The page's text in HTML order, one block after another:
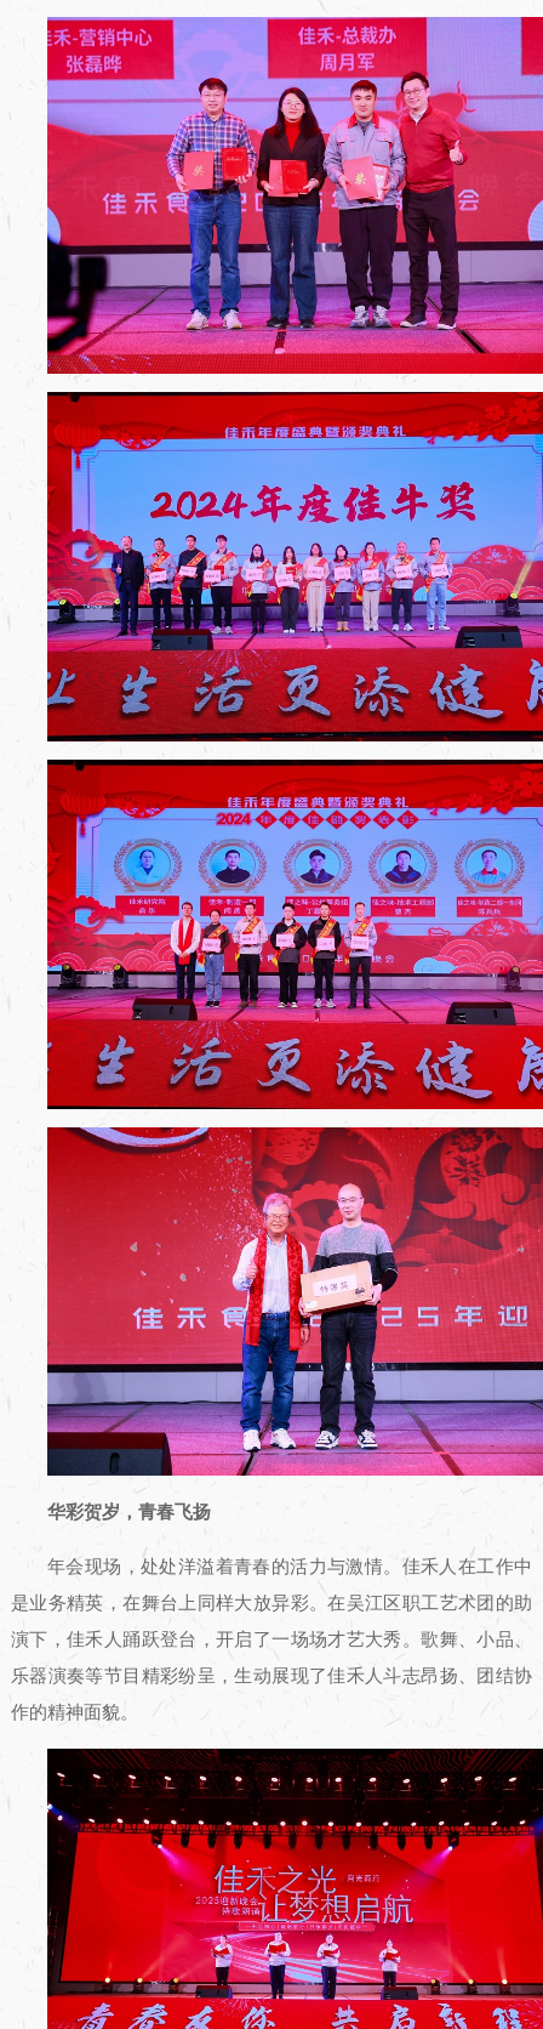
华彩贺岁，青春飞扬
年会现场，处处洋溢着青春的活力与激情。佳禾人在工作中
是业务精英，在舞台上同样大放异彩。在吴江区职工艺术团的助
演下，佳禾人踊跃登台，开启了一场场才艺大秀。歌舞、小品、
乐器演奏等节目精彩纷呈，生动展现了佳禾人斗志昂扬、团结协
作的精神面貌。